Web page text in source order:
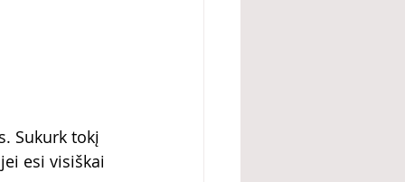
Sukurk tokį
esi visiškai